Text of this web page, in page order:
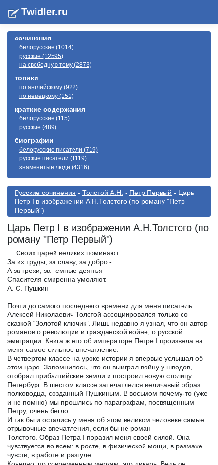
Twidler.ru
сочинения
белорусские (1014)
русские (12595)
на свободную тему (2873)
топики
по английскому (922)
по немецкому (151)
краткие содержания
белорусские (115)
русские (489)
биографии
белорусские писатели (719)
русские писатели (1119)
знаменитые люди (4316)
Русские сочинения - Толстой А.Н. - Петр Первый - Царь
Петр I в изображении А.Н.Толстого (по роману "Петр
Первый")
Царь Петр I в изображении А.Н.Толстого (по
роману "Петр Первый")
… Своих царей великих поминают
За их труды, за славу, за добро -
А за грехи, за темные деянъя
Спасителя смиренна умоляют.
А. С. Пушкин
Почти до самого последнего времени для меня писатель
Алексей Николаевич Толстой ассоциировался только со
сказкой “Золотой ключик”. Лишь недавно я узнал, что он автор
романов о революции и гражданской войне, о русской
эмиграции. Книга ж его об императоре Петре I произвела на
меня самое сильное впечатление.
В четвертом классе на уроке истории я впервые услышал об
этом царе. Запомнилось, что он выиграл войну у шведов,
отобрал прибалтийские земли и построил новую столицу
Петербург. В шестом классе запечатлелся величавый образ
полководца, созданный Пушкиным. В восьмом почему-то (уже
и не помню) мы прошлись по параграфам, посвященным
Петру, очень бегло.
И так бы и остались у меня об этом великом человеке самые
отрывочные впечатления, если бы не роман
Толстого. Образ Петра I поразил меня своей силой. Она
чувствуется во всем: в росте, в физической мощи, в размахе
чувств, в работе и разгуле.
Конечно, по современным меркам, это дикарь. Ведь он